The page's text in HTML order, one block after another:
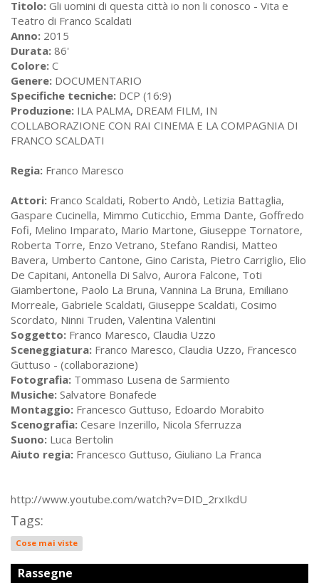
Titolo: Gli uomini di questa città io non li conosco - Vita e
Teatro di Franco Scaldati
Anno: 2015
Durata: 86'
Colore: C
Genere: DOCUMENTARIO
Specifiche tecniche: DCP (16:9)
Produzione: ILA PALMA, DREAM FILM, IN
COLLABORAZIONE CON RAI CINEMA E LA COMPAGNIA DI
FRANCO SCALDATI
Regia: Franco Maresco
Attori: Franco Scaldati, Roberto Andò, Letizia Battaglia,
Gaspare Cucinella, Mimmo Cuticchio, Emma Dante, Goffredo
Fofi, Melino Imparato, Mario Martone, Giuseppe Tornatore,
Roberta Torre, Enzo Vetrano, Stefano Randisi, Matteo
Bavera, Umberto Cantone, Gino Carista, Pietro Carriglio, Elio
De Capitani, Antonella Di Salvo, Aurora Falcone, Toti
Giambertone, Paolo La Bruna, Vannina La Bruna, Emiliano
Morreale, Gabriele Scaldati, Giuseppe Scaldati, Cosimo
Scordato, Ninni Truden, Valentina Valentini
Soggetto: Franco Maresco, Claudia Uzzo
Sceneggiatura: Franco Maresco, Claudia Uzzo, Francesco
Guttuso - (collaborazione)
Fotografia: Tommaso Lusena de Sarmiento
Musiche: Salvatore Bonafede
Montaggio: Francesco Guttuso, Edoardo Morabito
Scenografia: Cesare Inzerillo, Nicola Sferruzza
Suono: Luca Bertolin
Aiuto regia: Francesco Guttuso, Giuliano La Franca
http://www.youtube.com/watch?v=DID_2rxIkdU
Tags:
Cose mai viste
Rassegne